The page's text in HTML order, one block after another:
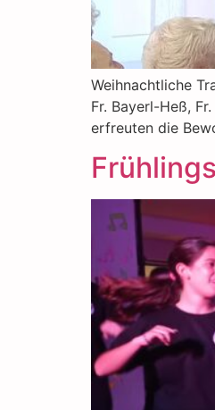
Weihnachtliche
Fr. Bayerl-Heß,
erfreuten die